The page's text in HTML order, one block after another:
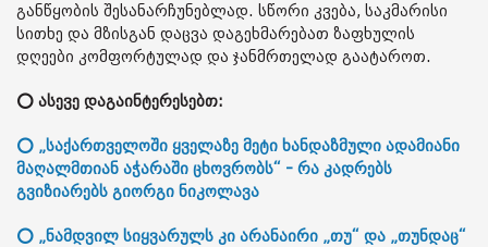
განწყობის შესანარჩუნებლად. სწორი კვება, საკმარისი
სითხე და მზისგან დაცვა დაგეხმარებათ ზაფხულის
დღეები კომფორტულად და ჯანმრთელად გაატაროთ.
⭕ ასევე დაგაინტერესებთ:
⭕ „საქართველოში ყველაზე მეტი ხანდაზმული ადამიანი
მაღალმთიან აჭარაში ცხოვრობს“ - რა კადრებს
გვიზიარებს გიორგი ნიკოლავა
⭕ „ნამდვილ სიყვარულს კი არანაირი „თუ“ და „თუნდაც“